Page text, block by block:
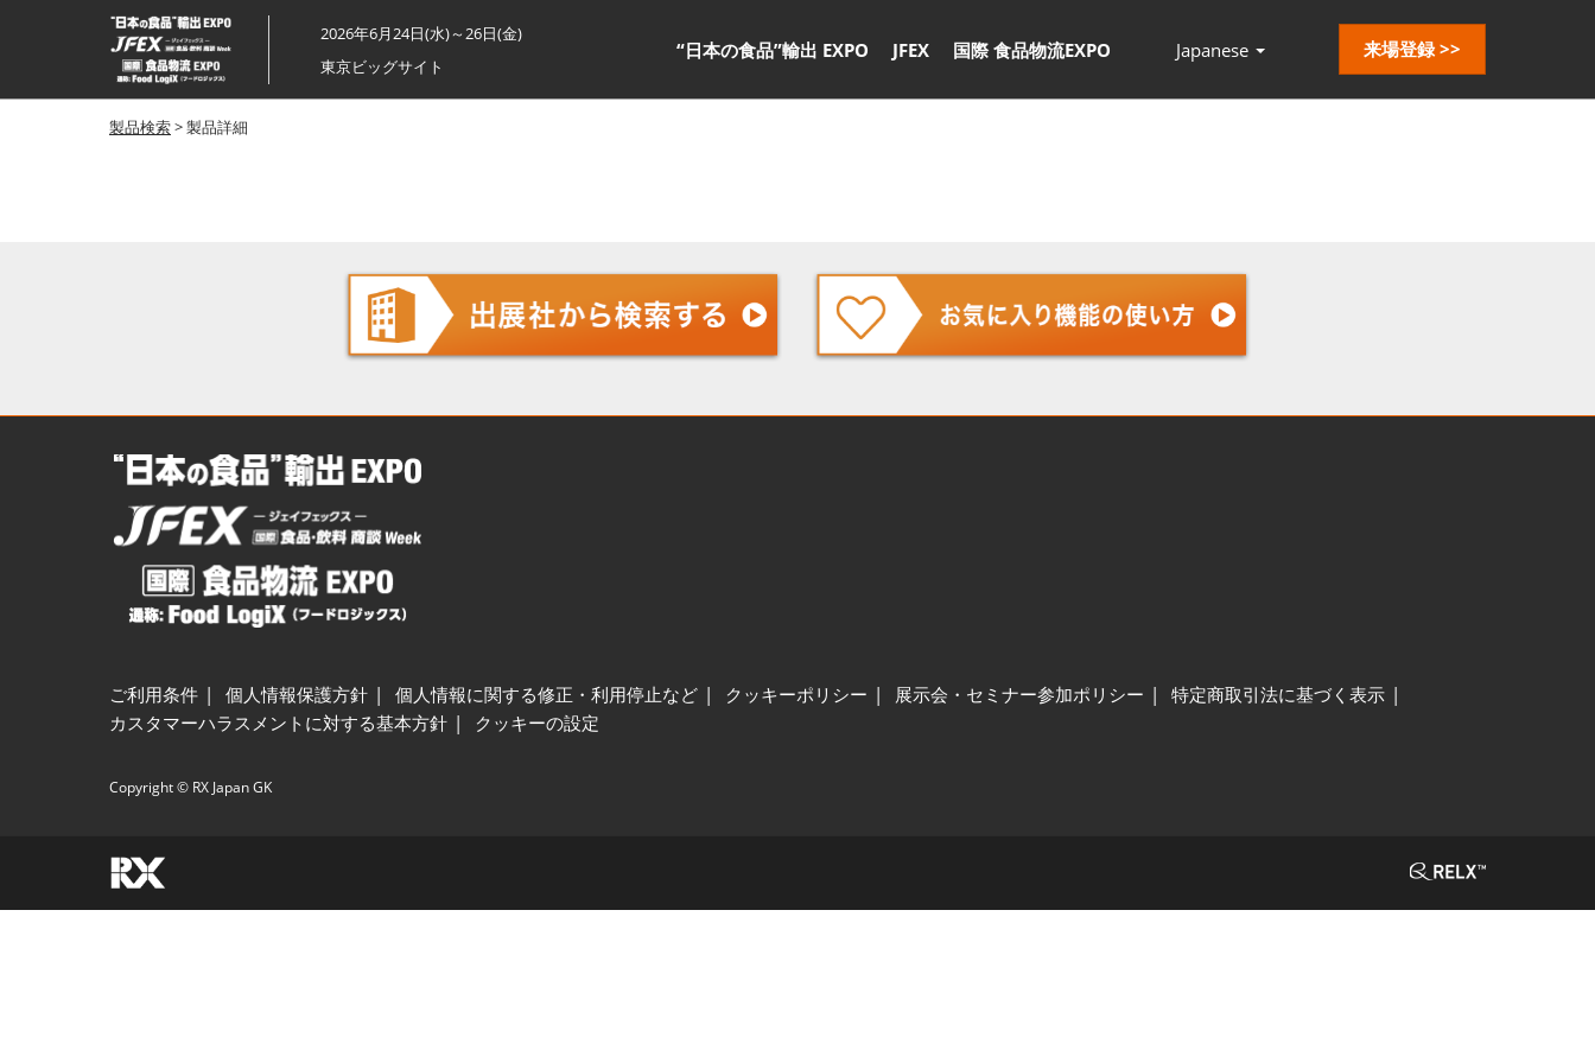
ス
キ
ッ
プ
し
2026年6月24日(水)～26日(金)
東京ビッグサイト
“日本の食品”輸出 EXPO JFEX 国際 食品物流EXPO Japanese 来場登録 >>
製品検索> 製品詳細
ご利用条件 個人情報保護方針 個人情報に関する修正・利用停止など クッキーポリシー 展示会・セミナー参加ポリシー
特定商取引法に基づく表示
カスタマーハラスメントに対する基本方針
クッキーの設定
Copyright © RX Japan GK